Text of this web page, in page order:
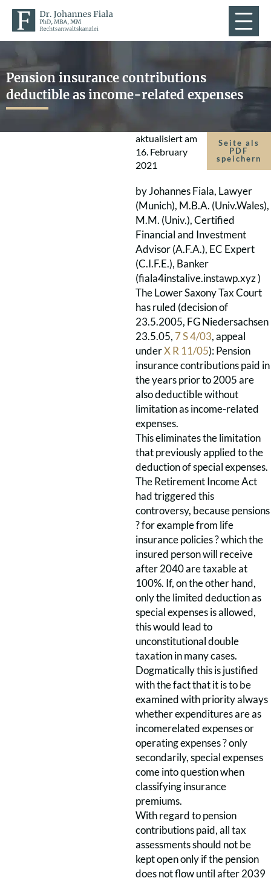
Pension insurance contributions
deductible as income-related expenses
aktualisiert am
16. February
2021
Seite als
PDF
speichern
by Johannes Fiala, Lawyer
(Munich), M.B.A. (Univ.Wales),
M.M. (Univ.), Certified
Financial and Investment
Advisor (A.F.A.), EC Expert
(C.I.F.E.), Banker
(fiala4instalive.instawp.xyz )
The Lower Saxony Tax Court
has ruled (decision of
23.5.2005, FG Niedersachsen
23.5.05, 7 S 4/03, appeal
underX R 11/05): Pension
insurance contributions paid in
the years prior to 2005 are
also deductible without
limitation as income-related
expenses.
This eliminates the limitation
that previously applied to the
deduction of special expenses.
The Retirement Income Act
had triggered this
controversy, because pensions
? for example from life
insurance policies ? which the
insured person will receive
after 2040 are taxable at
100%. If, on the other hand,
only the limited deduction as
special expenses is allowed,
this would lead to
unconstitutional double
taxation in many cases.
Dogmatically this is justified
with the fact that it is to be
examined with priority always
whether expenditures are as
incomerelated expenses or
operating expenses ? only
secondarily, special expenses
come into question when
classifying insurance
premiums.
With regard to pension
contributions paid, all tax
assessments should not be
kept open only if the pension
does not flow until after 2039